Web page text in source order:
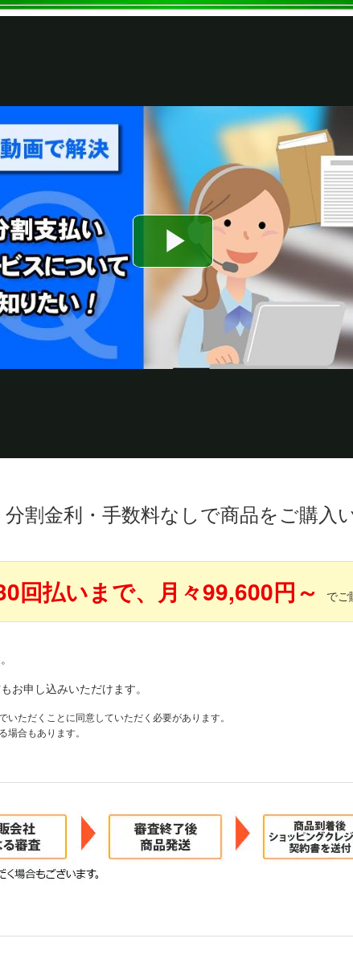
割金利・手数料なしで商品をご購入
回払いまで、月々99,600円～ でご
お申し込みいただけます。
ただくことに同意していただく必要があります。
合もあります。